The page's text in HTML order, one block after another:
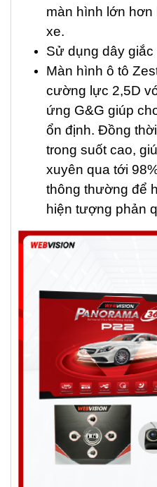
màn hình lớn
xe.
Sử dụng dây giắc
Màn hình ô tô
cường lực 2,5D
ứng G&G giúp
ổn định. Đồng
trong suốt cao,
xuyên qua tới
thông thường để
hiện tượng phản